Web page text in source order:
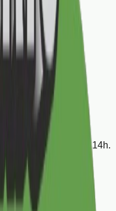
Sao Paulo / SP.
das 8:40h às 14h.